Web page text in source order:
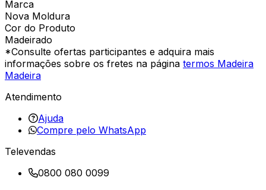
Marca
Nova Moldura
Cor do Produto
Madeirado
*Consulte ofertas participantes e adquira mais
informações sobre os fretes na página termos Madeira
Madeira
Atendimento
Ajuda
Compre pelo WhatsApp
Televendas
0800 080 0099